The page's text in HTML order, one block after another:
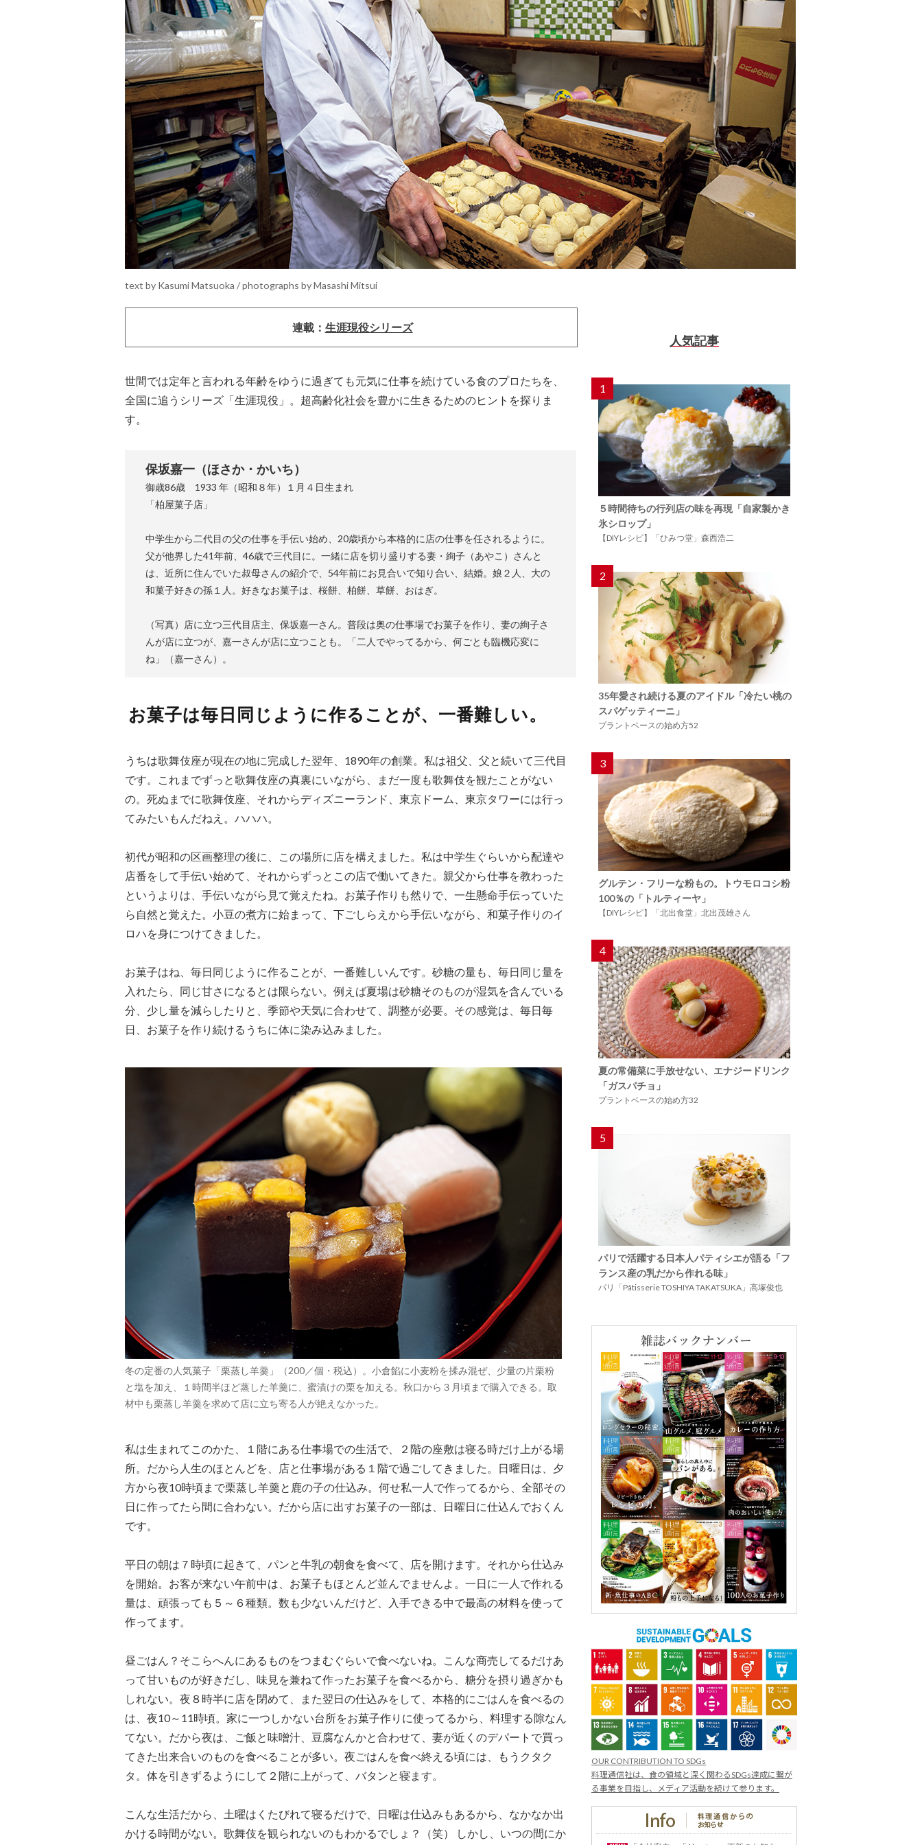
text by Kasumi Matsuoka / photographs by Masashi Mitsui
連載： 生涯現役シリーズ
世間では定年と言われる年齢をゆうに過ぎても元気に仕事を続けている食のプロたちを、
全国に追うシリーズ「生涯現役」。超高齢化社会を豊かに生きるためのヒントを探りま
す。
保坂嘉一（ほさか・かいち）
御歳86歳 1933 年（昭和８年）１月４日生まれ
「柏屋菓子店」
中学生から二代目の父の仕事を手伝い始め、20歳頃から本格的に店の仕事を任されるように。
父が他界した41年前、46歳で三代目に。一緒に店を切り盛りする妻・絢子（あやこ）さんと
は、近所に住んでいた叔母さんの紹介で、54年前にお見合いで知り合い、結婚。娘２人、大の
和菓子好きの孫１人。好きなお菓子は、桜餅、柏餅、草餅、おはぎ。
（写真）店に立つ三代目店主、保坂嘉一さん。普段は奥の仕事場でお菓子を作り、妻の絢子さ
んが店に立つが、嘉一さんが店に立つことも。「二人でやってるから、何ごとも臨機応変に
ね」（嘉一さん）。
お菓子は毎日同じように作ることが、一番難しい。
うちは歌舞伎座が現在の地に完成した翌年、1890年の創業。私は祖父、父と続いて三代目
です。これまでずっと歌舞伎座の真裏にいながら、まだ一度も歌舞伎を観たことがない
の。死ぬまでに歌舞伎座、それからディズニーランド、東京ドーム、東京タワーには行っ
てみたいもんだねえ。ハハハ。
初代が昭和の区画整理の後に、この場所に店を構えました。私は中学生ぐらいから配達や
店番をして手伝い始めて、それからずっとこの店で働いてきた。親父から仕事を教わった
というよりは、手伝いながら見て覚えたね。お菓子作りも然りで、一生懸命手伝っていた
ら自然と覚えた。小豆の煮方に始まって、下ごしらえから手伝いながら、和菓子作りのイ
ロハを身につけてきました。
お菓子はね、毎日同じように作ることが、一番難しいんです。砂糖の量も、毎日同じ量を
入れたら、同じ甘さになるとは限らない。例えば夏場は砂糖そのものが湿気を含んでいる
分、少し量を減らしたりと、季節や天気に合わせて、調整が必要。その感覚は、毎日毎
日、お菓子を作り続けるうちに体に染み込みました。
冬の定番の人気菓子「栗蒸し羊羹」（200／個・税込）。小倉餡に小麦粉を揉み混ぜ、少量の片栗粉
と塩を加え、１時間半ほど蒸した羊羹に、蜜漬けの栗を加える。秋口から３月頃まで購入できる。取
材中も栗蒸し羊羹を求めて店に立ち寄る人が絶えなかった。
私は生まれてこのかた、１階にある仕事場での生活で、２階の座敷は寝る時だけ上がる場
所。だから人生のほとんどを、店と仕事場がある１階で過ごしてきました。日曜日は、夕
方から夜10時頃まで栗蒸し羊羹と鹿の子の仕込み。何せ私一人で作ってるから、全部その
日に作ってたら間に合わない。だから店に出すお菓子の一部は、日曜日に仕込んでおくん
です。
平日の朝は７時頃に起きて、パンと牛乳の朝食を食べて、店を開けます。それから仕込み
を開始。お客が来ない午前中は、お菓子もほとんど並んでませんよ。一日に一人で作れる
量は、頑張っても５～６種類。数も少ないんだけど、入手できる中で最高の材料を使って
作ってます。
昼ごはん？そこらへんにあるものをつまむぐらいで食べないね。こんな商売してるだけあ
って甘いものが好きだし、味見を兼ねて作ったお菓子を食べるから、糖分を摂り過ぎかも
しれない。夜８時半に店を閉めて、また翌日の仕込みをして、本格的にごはんを食べるの
は、夜10～11時頃。家に一つしかない台所をお菓子作りに使ってるから、料理する隙なん
てない。だから夜は、ご飯と味噌汁、豆腐なんかと合わせて、妻が近くのデパートで買っ
てきた出来合いのものを食べることが多い。夜ごはんを食べ終える頃には、もうクタク
タ。体を引きずるようにして２階に上がって、バタンと寝ます。
こんな生活だから、土曜はくたびれて寝るだけで、日曜は仕込みもあるから、なかなか出
かける時間がない。歌舞伎を観られないのもわかるでしょ？（笑） しかし、いつの間にか
人気記事
1
５時間待ちの行列店の味を再現「自家製かき
氷シロップ」
【DIYレシピ】「ひみつ堂」森西浩二
2
35年愛され続ける夏のアイドル「冷たい桃の
スパゲッティーニ」
プラントベースの始め方52
3
グルテン・フリーな粉もの。トウモロコシ粉
100％の「トルティーヤ」
【DIYレシピ】「北出食堂」北出茂雄さん
4
夏の常備菜に手放せない、エナジードリンク
「ガスパチョ」
プラントベースの始め方32
5
パリで活躍する日本人パティシエが語る「フ
ランス産の乳だから作れる味」
パリ「Pâtisserie TOSHIYA TAKATSUKA」高塚俊也
OUR CONTRIBUTION TO SDGs
料理通信社は、食の領域と深く関わるSDGs達成に繋が
る事業を目指し、メディア活動を続けて参ります。